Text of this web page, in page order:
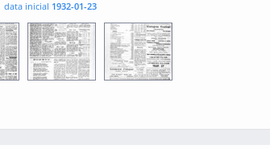
data inicial 1932-01-23
0003 0004